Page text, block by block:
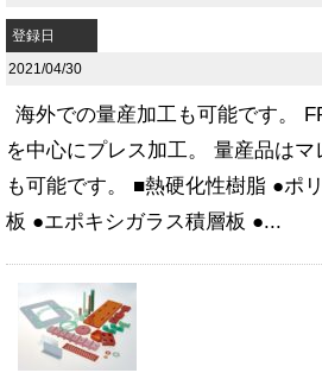
登録日
2021/04/30
海外での量産加工も可能です。
を中心にプレス加工。 量産品は
も可能です。 ■熱硬化性樹脂 ●ポ
板 ●エポキシガラス積層板 ●...